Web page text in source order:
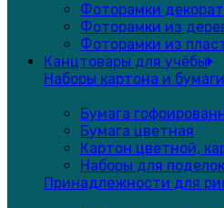
Фоторамки
Фоторамки из
Фоторамки из
Канцтовары для учёбы
Наборы картона и бумаги
Бумага
Бумага цветная
Картон цветной,
Наборы для поделок
Принадлежности для